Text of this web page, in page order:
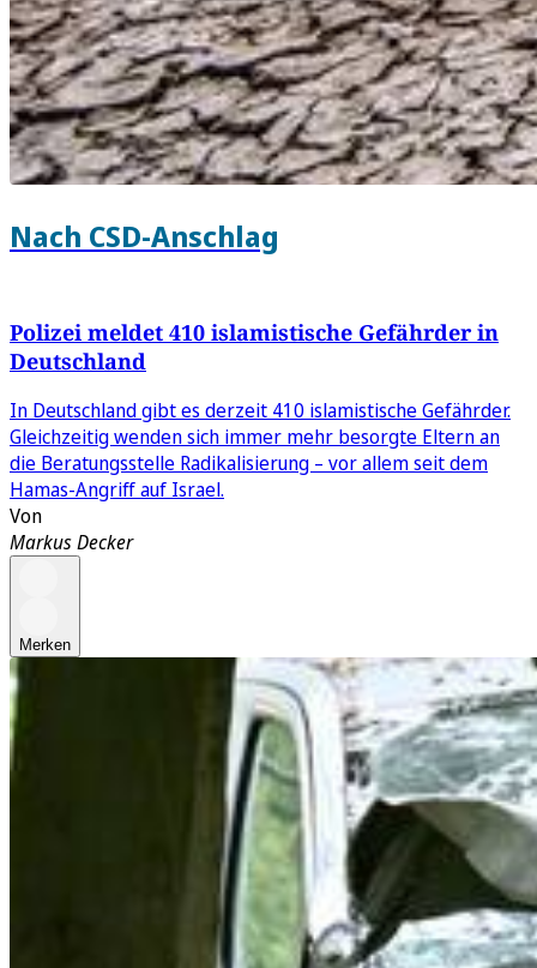
Nach CSD-Anschlag
Polizei meldet 410 islamistische Gefährder in
Deutschland
In Deutschland gibt es derzeit 410 islamistische Gefährder.
Gleichzeitig wenden sich immer mehr besorgte Eltern an
die Beratungsstelle Radikalisierung – vor allem seit dem
Hamas-Angriff auf Israel.
Von
Markus Decker
Merken